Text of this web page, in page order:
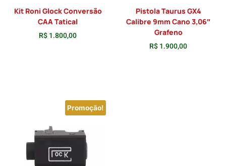
Kit Roni Glock Conversão
CAA Tatical
R$ 1.800,00
Pistola Taurus GX4
Calibre 9mm Cano 3,06″
Grafeno
R$ 1.900,00
Promoção!